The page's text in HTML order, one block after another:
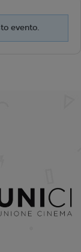
evento.